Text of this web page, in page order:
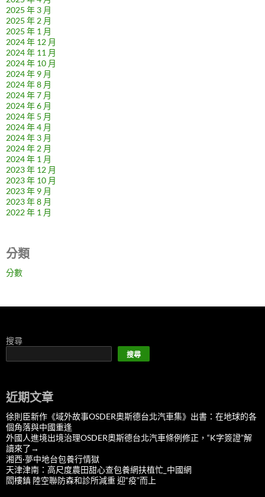
2025 年 3 月
2025 年 2 月
2025 年 1 月
2024 年 12 月
2024 年 11 月
2024 年 10 月
2024 年 9 月
2024 年 8 月
2024 年 7 月
2024 年 6 月
2024 年 5 月
2024 年 4 月
2024 年 3 月
2024 年 2 月
2024 年 1 月
2023 年 12 月
2023 年 10 月
2023 年 9 月
2023 年 8 月
2022 年 1 月
分類
分數
搜尋
搜尋
近期文章
徐則臣新作《域外故事OSDER奧斯德台北汽車集》出書：在地球的各
個角落與中國重逢
外國人進境出境治理OSDER奧斯德台北汽車條例修正，“K字簽證”解
讀來了→
湘西·夢中地台包養行情獄
天津津南：高尺度農田甜心查包養網扶植忙_中國網
閻樓鎮 陸空聯防森和診所減重 迎“疫”而上